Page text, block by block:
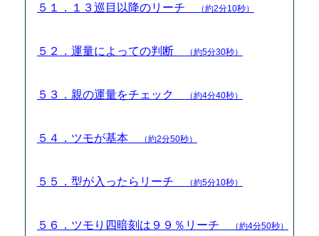
５１．１３巡目以降のリーチ （約2分10秒）
５２．運量によっての判断 （約5分30秒）
５３．親の運量をチェック （約4分40秒）
５４．ツモが基本 （約2分50秒）
５５．型が入ったらリーチ （約5分10秒）
５６．ツモり四暗刻は９９％リーチ （約4分50秒）